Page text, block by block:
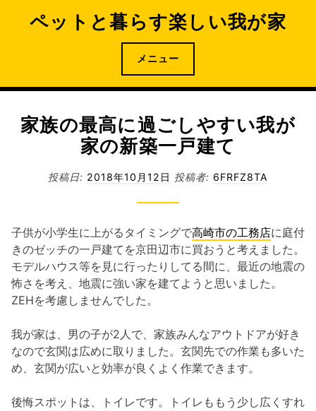
へ
ペットと暮らす楽しい我が家
メニュー
家族の最高に過ごしやすい我が
家の新築一戸建て
投稿日: 2018年10月12日 投稿者: 6FRFZ8TA
子供が小学生に上がるタイミングで高崎市の工務店に庭付
きのゼッチの一戸建てを京田辺市に買おうと考えました。
モデルハウス等を見に行ったりしてる間に、最近の地震の
怖さを考え、地震に強い家を建てようと思いました。
ZEHを考慮しませんでした。
我が家は、男の子が2人で、家族みんなアウトドアが好き
なので玄関は広めに取りました。玄関先での作業も多いた
め、玄関が広いと効率が良くよく作業できます。
後悔スポットは、トイレです。トイレももう少し広くすれ